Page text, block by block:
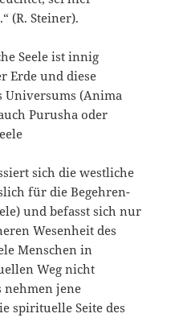
(R. Steiner).
Seele ist innig
Erde und diese
Universums (Anima
Purusha oder
sich die westliche
für die Begehren-
und befasst sich nur
Wesenheit des
Menschen in
Weg nicht
jene
spirituelle Seite des